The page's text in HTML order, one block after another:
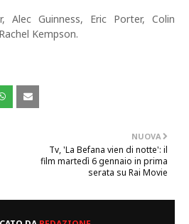
Alec Guinness, Eric Porter, Colin
Kempson.
NUOVA
Tv, 'La Befana vien di notte': il
film martedì 6 gennaio in prima
serata su Rai Movie